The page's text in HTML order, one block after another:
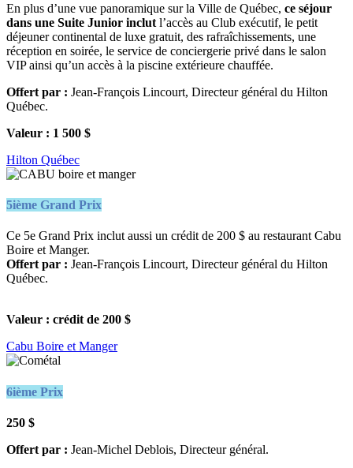
En plus d’une vue panoramique sur la Ville de Québec, ce séjour
dans une Suite Junior inclut l’accès au Club exécutif, le petit
déjeuner continental de luxe gratuit, des rafraîchissements, une
réception en soirée, le service de conciergerie privé dans le salon
VIP ainsi qu’un accès à la piscine extérieure chauffée.
Offert par : Jean-François Lincourt, Directeur général du Hilton
Québec.
Valeur : 1 500 $
Hilton Québec
5ième Grand Prix
Ce 5e Grand Prix inclut aussi un crédit de 200 $ au restaurant Cabu
Boire et Manger.
Offert par : Jean-François Lincourt, Directeur général du Hilton
Québec.
Valeur : crédit de 200 $
Cabu Boire et Manger
6ième Prix
250 $
Offert par : Jean-Michel Deblois, Directeur général.